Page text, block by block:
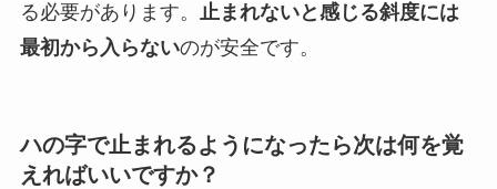
る必要があります。 止まれないと感じる斜度には
最初から入らないのが安全です。
ハの字で止まれるようになったら次は何を覚
えればいいですか？